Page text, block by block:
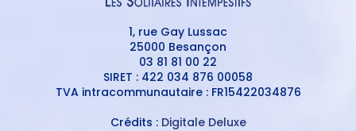
1, rue Gay Lussac
25000 Besançon
03 81 81 00 22
SIRET : 422 034 876 00058
TVA intracommunautaire : FR15422034876
Crédits : Digitale Deluxe